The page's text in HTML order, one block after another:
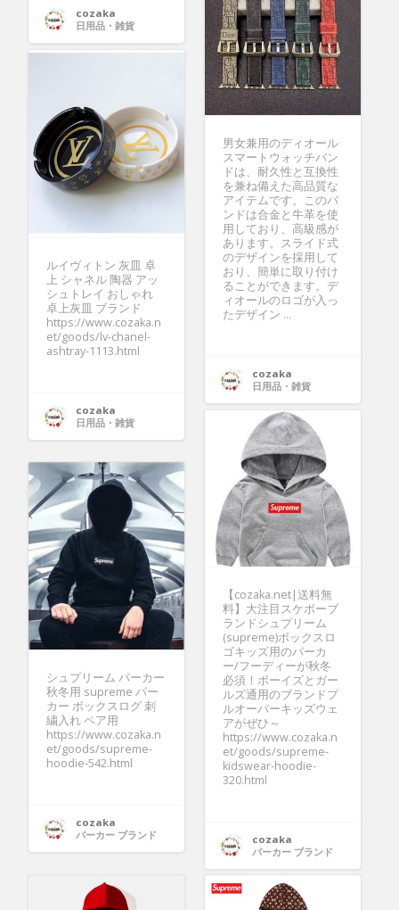
cozaka
日用品・雑貨
男女兼用のディオール
スマートウォッチバン
ドは、耐久性と互換性
を兼ね備えた高品質な
アイテムです。このバ
ンドは合金と牛革を使
用しており、高級感が
あります。スライド式
のデザインを採用して
おり、簡単に取り付け
ることができます。デ
ィオールのロゴが入っ
たデザイン ...
cozaka
日用品・雑貨
ルイヴィトン 灰皿 卓
上 シャネル 陶器 アッ
シュトレイ おしゃれ
卓上灰皿 ブランド
https://www.cozaka.n
et/goods/lv-chanel-
ashtray-1113.html
cozaka
日用品・雑貨
【cozaka.net|送料無
料】大注目スケボーブ
ランドシュプリーム
(supreme)ボックスロ
ゴキッズ用のパーカ
ー/フーディーが秋冬
必須！ボーイズとガー
ルズ通用のブランドプ
ルオーバーキッズウェ
アがぜひ～
https://www.cozaka.n
et/goods/supreme-
kidswear-hoodie-
320.html
cozaka
パーカー ブランド
シュプリーム パーカー
秋冬用 supreme パー
カー ボックスログ 刺
繍入れ ペア用
https://www.cozaka.n
et/goods/supreme-
hoodie-542.html
cozaka
パーカー ブランド